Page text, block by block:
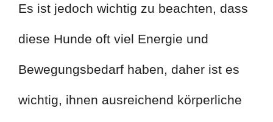
Es ist jedoch wichtig zu beachten, dass
diese Hunde oft viel Energie und
Bewegungsbedarf haben, daher ist es
wichtig, ihnen ausreichend körperliche